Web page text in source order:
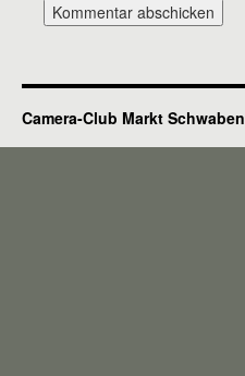
Camera-Club Markt Schwaben